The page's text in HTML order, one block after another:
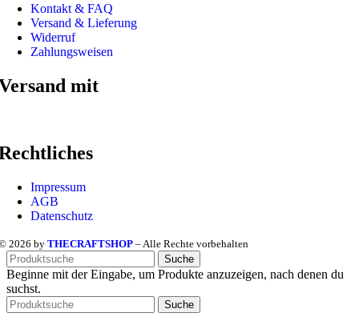
Kontakt & FAQ
Versand & Lieferung
Widerruf
Zahlungsweisen
mit
Impressum
AGB
Datenschutz
2026 by THECRAFTSHOP – Alle Rechte vorbehalten
Suche
Beginne mit der Eingabe, um Produkte anzuzeigen, nach denen du
suchst.
Suche